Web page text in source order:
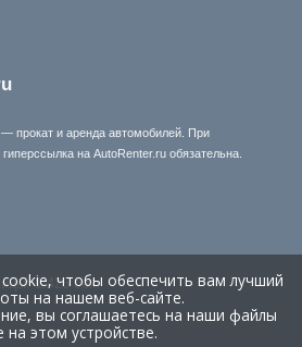
прокат и аренда автомобилей. При
на AutoRenter.ru обязательна.
1.426 сек.
чтобы обеспечить вам лучший
на нашем веб-сайте.
вы соглашаетесь на наши файлы
на этом устройстве.